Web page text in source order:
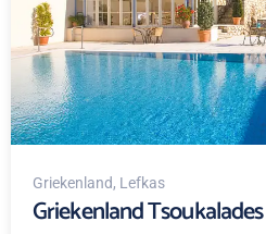
Griekenland, Lefkas
Griekenland